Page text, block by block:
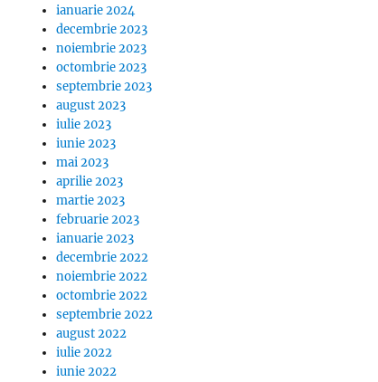
ianuarie 2024
decembrie 2023
noiembrie 2023
octombrie 2023
septembrie 2023
august 2023
iulie 2023
iunie 2023
mai 2023
aprilie 2023
martie 2023
februarie 2023
ianuarie 2023
decembrie 2022
noiembrie 2022
octombrie 2022
septembrie 2022
august 2022
iulie 2022
iunie 2022